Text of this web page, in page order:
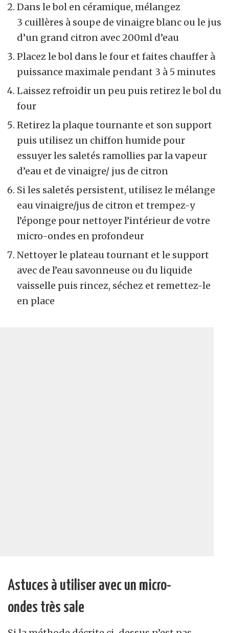
Dans le bol en céramique, mélangez
3 cuillères à soupe de vinaigre blanc ou le jus
d’un grand citron avec 200ml d’eau
Placez le bol dans le four et faites chauffer à
puissance maximale pendant 3 à 5 minutes
Laissez refroidir un peu puis retirez le bol du
four
Retirez la plaque tournante et son support
puis utilisez un chiffon humide pour
essuyer les saletés ramollies par la vapeur
d’eau et de vinaigre/ jus de citron
Si les saletés persistent, utilisez le mélange
eau vinaigre/jus de citron et trempez-y
l’éponge pour nettoyer l’intérieur de votre
micro-ondes en profondeur
Nettoyer le plateau tournant et le support
avec de l’eau savonneuse ou du liquide
vaisselle puis rincez, séchez et remettez-le
en place
Astuces à utiliser avec un micro-
ondes très sale